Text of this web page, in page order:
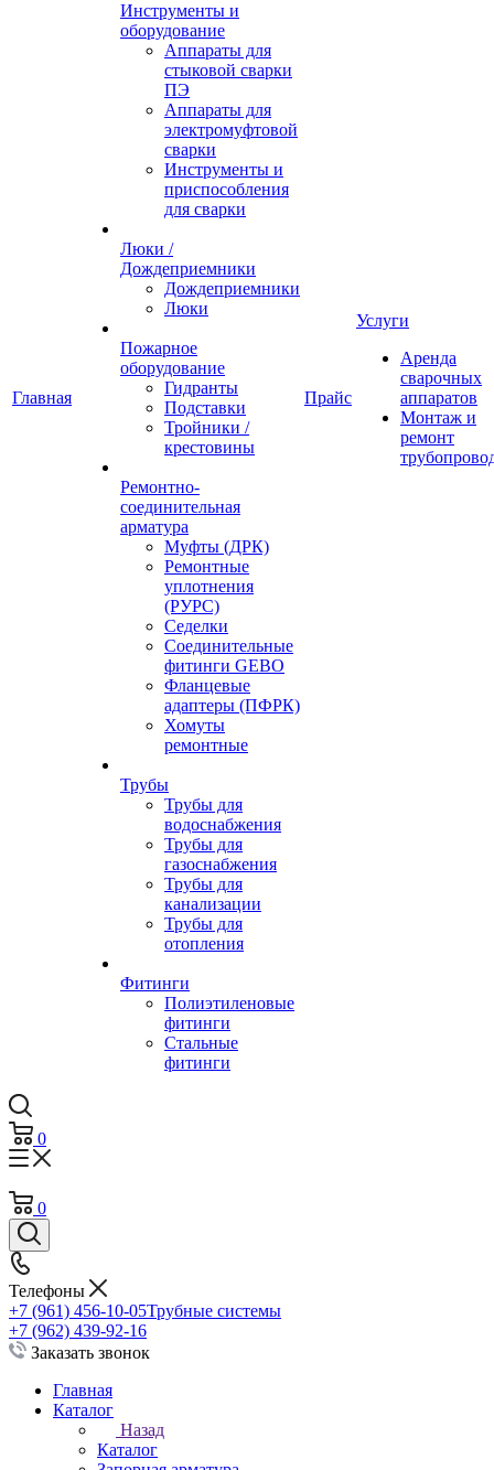
Главная
Инструменты и
оборудование
Аппараты для
стыковой сварки
ПЭ
Аппараты для
электромуфтовой
сварки
Инструменты и
приспособления
для сварки
Люки /
Дождеприемники
Дождеприемники
Люки
Пожарное
оборудование
Гидранты
Подставки
Тройники /
крестовины
Ремонтно-
соединительная
арматура
Муфты (ДРК)
Ремонтные
уплотнения
(РУРС)
Седелки
Соединительные
фитинги GEBO
Фланцевые
адаптеры (ПФРК)
Хомуты
ремонтные
Трубы
Трубы для
водоснабжения
Трубы для
газоснабжения
Трубы для
канализации
Трубы для
отопления
Фитинги
Полиэтиленовые
фитинги
Стальные
фитинги
Прайс
Услуги
Аренда
сварочных
аппаратов
Монтаж и
ремонт
0
0
Телефоны
+7 (961) 456-10-05Трубные системы
+7 (962) 439-92-16
Заказать звонок
Главная
Каталог
Назад
Каталог